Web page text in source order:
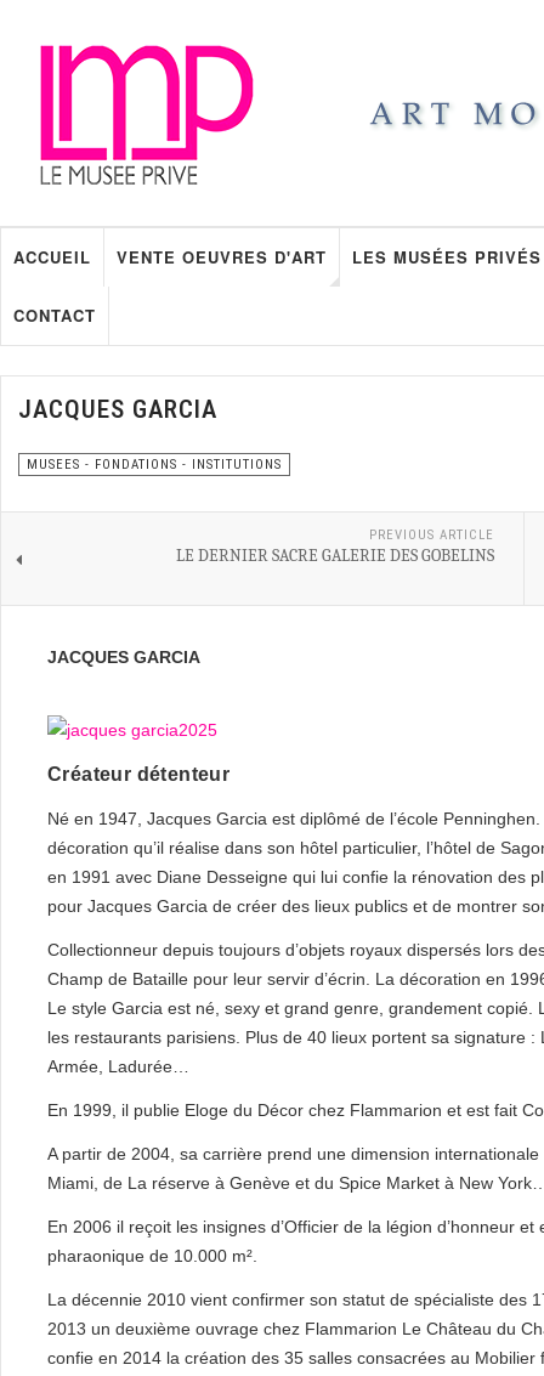
ACCUEIL VENTE OEUVRES D'ART LES MUSÉES PRIVÉS
CONTACT
JACQUES GARCIA
MUSEES - FONDATIONS - INSTITUTIONS
PREVIOUS ARTICLE
LE DERNIER SACRE GALERIE DES GOBELINS
JACQUES GARCIA
Créateur détenteur
Né en 1947, Jacques Garcia est diplômé de l’école
décoration qu’il réalise dans son hôtel particulier, l’hôtel de
en 1991 avec Diane Desseigne qui lui confie la rénovation des
pour Jacques Garcia de créer des lieux publics et de montrer
Collectionneur depuis toujours d’objets royaux dispersés lors
Champ de Bataille pour leur servir d’écrin. La décoration en
Le style Garcia est né, sexy et grand genre, grandement
les restaurants parisiens. Plus de 40 lieux portent sa signature :
Armée, Ladurée…
En 1999, il publie Eloge du Décor chez Flammarion et est fait
A partir de 2004, sa carrière prend une dimension
Miami, de La réserve à Genève et du Spice Market à New
En 2006 il reçoit les insignes d’Officier de la légion d’honneur
pharaonique de 10.000 m².
La décennie 2010 vient confirmer son statut de spécialiste des
2013 un deuxième ouvrage chez Flammarion Le Château du
confie en 2014 la création des 35 salles consacrées au